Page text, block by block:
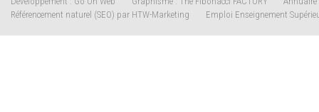
Référencement naturel (SEO) par HTW-Marketing
Emploi Enseignement